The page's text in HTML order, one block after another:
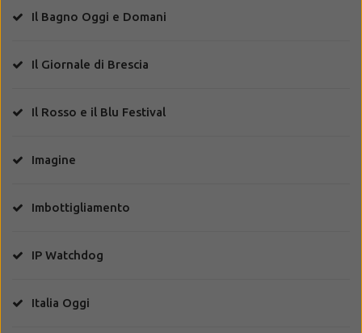
Il Bagno Oggi e Domani
Il Giornale di Brescia
Il Rosso e il Blu Festival
Imagine
Imbottigliamento
IP Watchdog
Italia Oggi